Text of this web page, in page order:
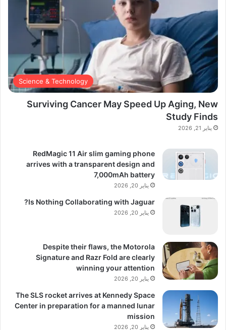
Science & Technology
Surviving Cancer May Speed Up Aging, New
Study Finds
يناير 21, 2026
RedMagic 11 Air slim gaming phone
arrives with a transparent design and
7,000mAh battery
يناير 20, 2026
Is Nothing Collaborating with Jaguar?
يناير 20, 2026
Despite their flaws, the Motorola
Signature and Razr Fold are clearly
winning your attention
يناير 20, 2026
The SLS rocket arrives at Kennedy Space
Center in preparation for a manned lunar
mission
يناير 20, 2026